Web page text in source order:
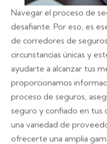
Navegar el proceso de
desafiante. Por eso, es
de corredores de
circunstancias únicas y
ayudarte a alcanzar tus
proporcionamos
proceso de seguros,
seguro y confiado en tus
una variedad de
ofrecerte una amplia